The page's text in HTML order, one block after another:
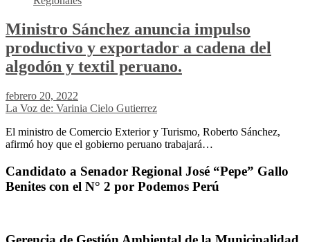
Ministro Sánchez anuncia impulso
productivo y exportador a cadena del
algodón y textil peruano.
febrero 20, 2022
La Voz de: Varinia Cielo Gutierrez
El ministro de Comercio Exterior y Turismo, Roberto Sánchez,
afirmó hoy que el gobierno peruano trabajará…
Candidato a Senador Regional José “Pepe” Gallo
Benites con el N° 2 por Podemos Perú